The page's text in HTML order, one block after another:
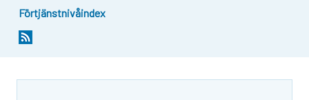
Förtjänstnivåindex